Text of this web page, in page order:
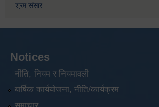
श्रम संसार
Notices
नीति, नियम र नियमावली
बार्षिक कार्ययोजना, नीति/कार्यक्रम